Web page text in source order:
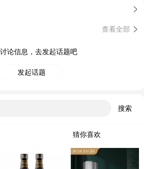
查看全部
论信息，去发起话题吧
发起话题
搜索
猜你喜欢